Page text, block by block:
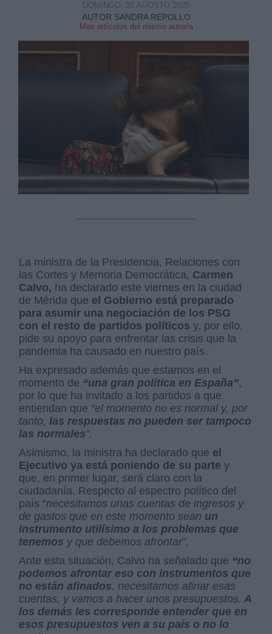
AUTOR SANDRA REPOLLO
Mas artículos del mismo autor/a
DOMINGO, 30 AGOSTO 2020
La ministra de la Presidencia, Relaciones con
las Cortes y Memoria Democrática, Carmen
Calvo, ha declarado este viernes en la ciudad
de Mérida que el Gobierno está preparado
para asumir una negociación de los PSG
con el resto de partidos políticos y, por ello,
pide su apoyo para enfrentar las crisis que la
pandemia ha causado en nuestro país.
Ha expresado además que estamos en el
momento de “una gran política en España”,
por lo que ha invitado a los partidos a que
entiendan que “el momento no es normal y, por
tanto, las respuestas no pueden ser tampoco
las normales”.
Asimismo, la ministra ha declarado que el
Ejecutivo ya está poniendo de su parte y
que, en primer lugar, será claro con la
ciudadanía. Respecto al espectro político del
país “necesitamos unas cuentas de ingresos y
de gastos que en este momento sean un
instrumento utilísimo a los problemas que
tenemos y que debemos afrontar”.
Ante esta situación, Calvo ha señalado que “no
podemos afrontar eso con instrumentos que
no están afinados, necesitamos afinar esas
cuentas, y vamos a hacer unos presupuestos. A
los demás les corresponde entender que en
esos presupuestos ven a su país o no lo
link
Información adicional
link